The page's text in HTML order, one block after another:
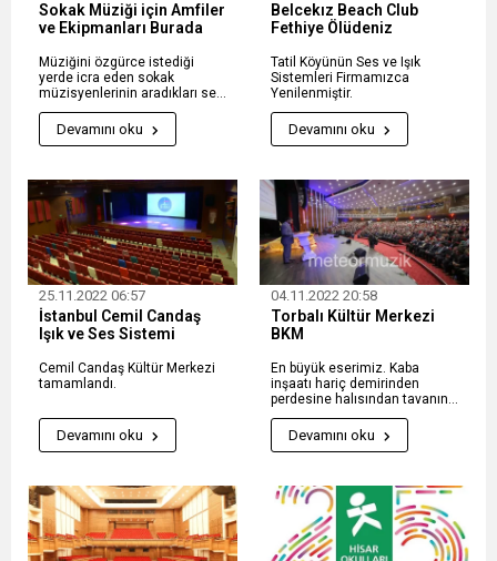
Sokak Müziği için Amfiler
ve Ekipmanları Burada
Müziğini özgürce istediği
yerde icra eden sokak
müzisyenlerinin aradıkları ses
ekipmanları burada!
Devamını oku
Belcekız Beach Club
Fethiye Ölüdeniz
Tatil Köyünün Ses ve Işık
Sistemleri Firmamızca
Yenilenmiştir.
Devamını oku
25.11.2022 06:57
İstanbul Cemil Candaş
Işık ve Ses Sistemi
Cemil Candaş Kültür Merkezi
tamamlandı.
Devamını oku
04.11.2022 20:58
Torbalı Kültür Merkezi
BKM
En büyük eserimiz. Kaba
inşaatı hariç demirinden
perdesine halısından tavanına
İzmir'in en büyük salonu...
Devamını oku